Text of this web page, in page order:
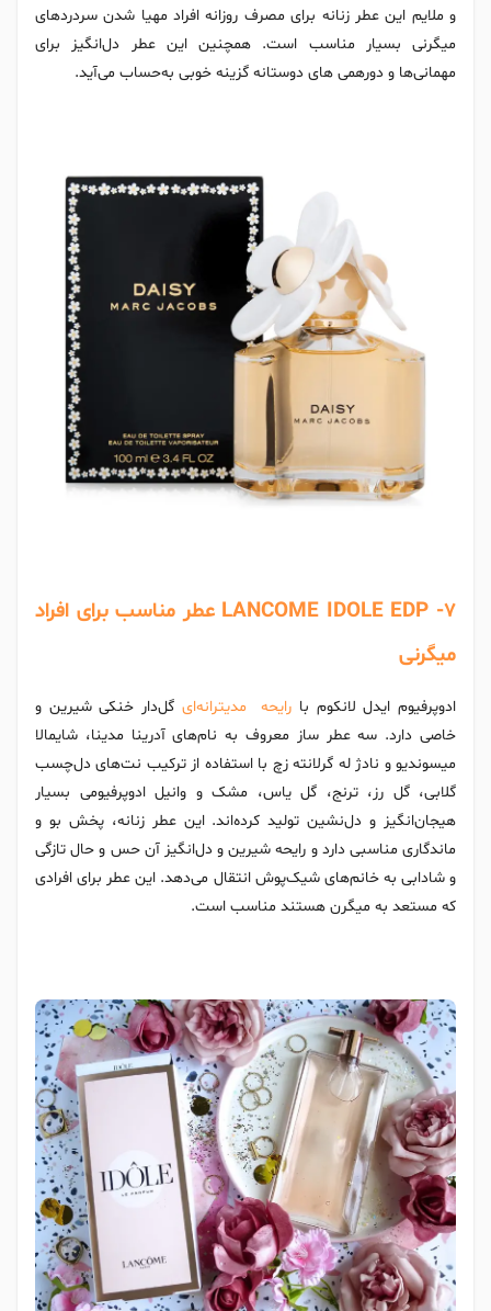
و ملایم این عطر زنانه برای مصرف روزانه افراد مهیا شدن سردردهای
میگرنی بسیار مناسب است. همچنین این عطر دل‌انگیز برای
مهمانی‌ها و دورهمی های دوستانه گزینه خوبی به‌حساب می‌آید.
LANCOME IDOLE EDP -7 عطر مناسب برای افراد
میگرنی
ادوپرفیوم ایدل لانکوم با رایحه مدیترانه‌ای گل‌دار خنکی شیرین و
خاصی دارد. سه عطر ساز معروف به نام‌های آدرینا مدینا، شایمالا
میسوندیو و نادژ له گرلانته زچ با استفاده از ترکیب نت‌های دل‌چسب
گلابی، گل رز، ترنج، گل یاس، مشک و وانیل ادوپرفیومی بسیار
هیجان‌انگیز و دل‌نشین تولید کرده‌اند. این عطر زنانه، پخش بو و
ماندگاری مناسبی دارد و رایحه شیرین و دل‌انگیز آن حس و حال تازگی
و شادابی به خانم‌های شیک‌پوش انتقال می‌دهد. این عطر برای افرادی
که مستعد به میگرن هستند مناسب است.